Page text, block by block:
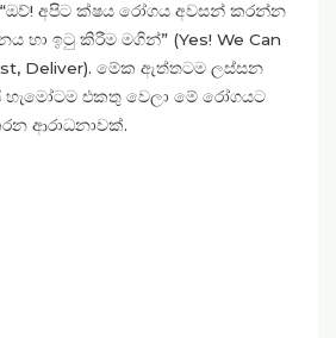
අපිට ක්ෂය රෝගය අවසන් කරන්න
හා ඉටු කිරීම මගින්” (Yes! We Can
Deliver). මේක ඇත්තටම ලස්සන
එකතු වෙලා මේ රෝගයට
ආරාධනාවක්.